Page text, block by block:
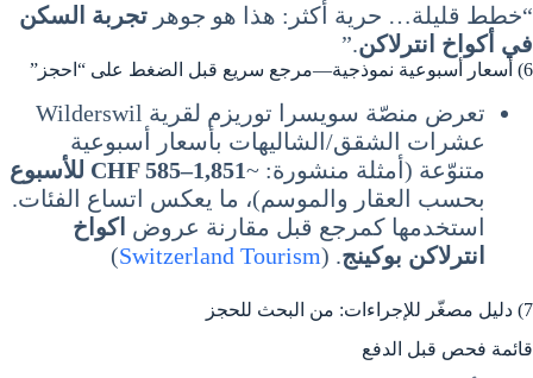
“خطط قليلة… حرية أكثر: هذا هو جوهر تجربة السكن
في أكواخ انترلاكن.”
6) أسعار أسبوعية نموذجية—مرجع سريع قبل الضغط على “احجز”
تعرض منصّة سويسرا توريزم لقرية Wilderswil
عشرات الشقق/الشاليهات بأسعار أسبوعية
متنوّعة (أمثلة منشورة: ~CHF 585–1,851 للأسبوع
بحسب العقار والموسم)، ما يعكس اتساع الفئات.
استخدمها كمرجع قبل مقارنة عروض اكواخ
انترلاكن بوكينج. (
Switzerland Tourism
)
7) دليل مصغّر للإجراءات: من البحث للحجز
قائمة فحص قبل الدفع